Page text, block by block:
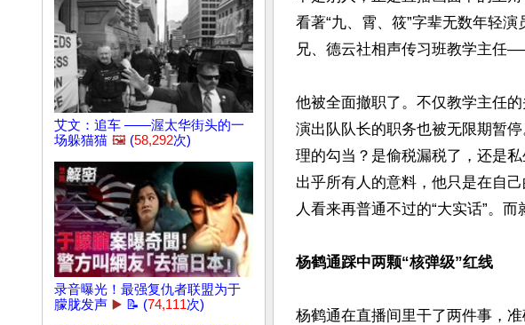
艾文：追车 ——渥太华街头的一
场躲猫猫 🖼️ (58,292次)
录音曝光！最强复仇者联盟为于
朦胧发声 ▶️ 📝 (74,111次)
看著“九、霄、筱”字辈无数年轻演
兄、德云社相声传习班教学主任
他被全面撤职了。不仅教学主任
演出队队长的职务也被无限期暂
理的勾当？是偷税漏税了，还是
出乎所有人的意料，他只是在自
人看来再普通不过的“大实话”。
杨鹤通踩中两颗“核弹级”红线
杨鹤通在直播间里干了两件事，准